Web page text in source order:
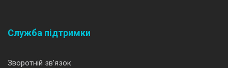
Служба підтримки
Зворотній зв’язок